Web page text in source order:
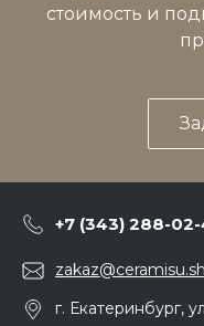
стоимость и
+7 (343) 288-
г. Екатеринбург,